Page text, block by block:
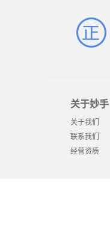
关于妙手
关于我们
联系我们
经营资质